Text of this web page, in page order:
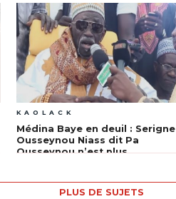
KAOLACK
Médina Baye en deuil : Serigne
Ousseynou Niass dit Pa
Ousseynou n’est plus
PLUS DE SUJETS